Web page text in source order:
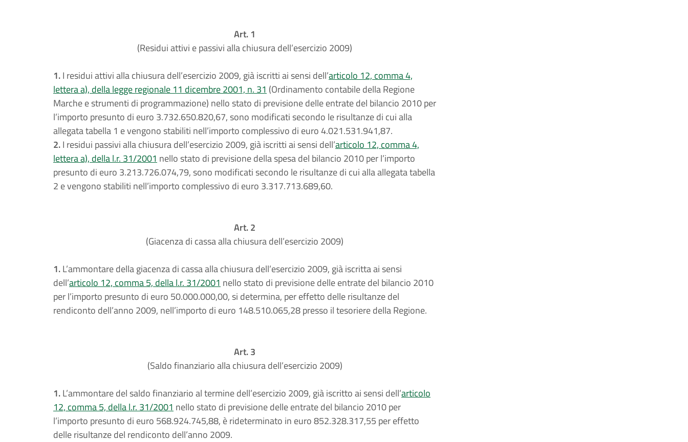
Art. 1
(Residui attivi e passivi alla chiusura dell’esercizio 2009)
1.I residui attivi alla chiusura dell’esercizio 2009, già iscritti ai sensi dell’articolo 12, comma 4,
lettera a), della legge regionale 11 dicembre 2001, n. 31 (Ordinamento contabile della Regione
Marche e strumenti di programmazione) nello stato di previsione delle entrate del bilancio 2010 per
l’importo presunto di euro 3.732.650.820,67, sono modificati secondo le risultanze di cui alla
allegata tabella 1 e vengono stabiliti nell’importo complessivo di euro 4.021.531.941,87.
2.I residui passivi alla chiusura dell’esercizio 2009, già iscritti ai sensi dell’articolo 12, comma 4,
lettera a), della l.r. 31/2001 nello stato di previsione della spesa del bilancio 2010 per l’importo
presunto di euro 3.213.726.074,79, sono modificati secondo le risultanze di cui alla allegata tabella
2 e vengono stabiliti nell’importo complessivo di euro 3.317.713.689,60.
Art. 2
(Giacenza di cassa alla chiusura dell’esercizio 2009)
1.L’ammontare della giacenza di cassa alla chiusura dell’esercizio 2009, già iscritta ai sensi
dell’articolo 12, comma 5, della l.r. 31/2001 nello stato di previsione delle entrate del bilancio 2010
per l’importo presunto di euro 50.000.000,00, si determina, per effetto delle risultanze del
rendiconto dell’anno 2009, nell’importo di euro 148.510.065,28 presso il tesoriere della Regione.
Art. 3
(Saldo finanziario alla chiusura dell’esercizio 2009)
1.L’ammontare del saldo finanziario al termine dell’esercizio 2009, già iscritto ai sensi dell’articolo
12, comma 5, della l.r. 31/2001 nello stato di previsione delle entrate del bilancio 2010 per
l’importo presunto di euro 568.924.745,88, è rideterminato in euro 852.328.317,55 per effetto
delle risultanze del rendiconto dell’anno 2009.